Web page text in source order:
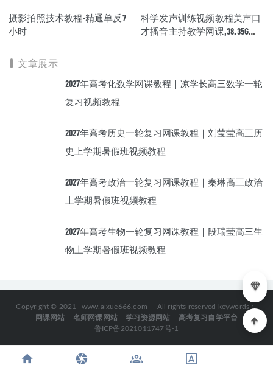
摄影拍照技术教程-精通单反7
小时
科学发声训练视频教程美声口
才播音主持教学网课,38.35G百
文章展示
2027年高考化数学网课教程｜凉学长高三数学一轮
复习视频教程
2027年高考历史一轮复习网课教程｜刘莹莹高三历
史上学期暑假班视频教程
2027年高考政治一轮复习网课教程｜秦琳高三政治
上学期暑假班视频教程
2027年高考生物一轮复习网课教程｜段瑞莹高三生
物上学期暑假班视频教程
Copyright © 2021 www.aixue666.com
- All rights reserved keywords：
网课网站
名师网课网站 学习资源网站
高考复习自学平台
鲁ICP备2021011747号-1